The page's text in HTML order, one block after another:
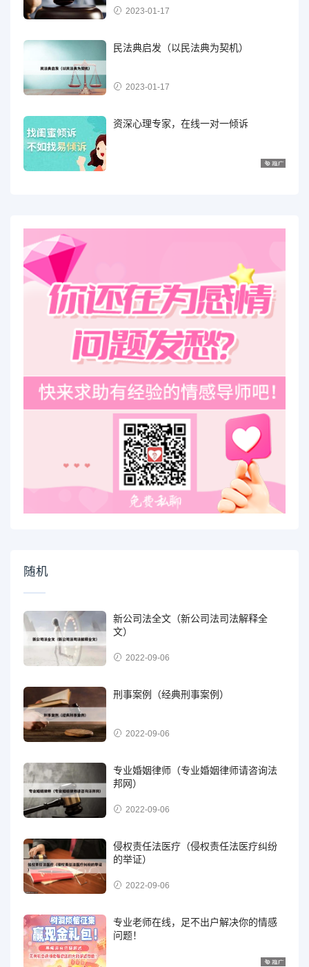
2023-01-17
民法典启发（以民法典为契机）
2023-01-17
资深心理专家，在线一对一倾诉
随机
新公司法全文（新公司法司法解释全
文）
2022-09-06
刑事案例（经典刑事案例）
2022-09-06
专业婚姻律师（专业婚姻律师请咨询法
邦网）
2022-09-06
侵权责任法医疗（侵权责任法医疗纠纷
的举证）
2022-09-06
专业老师在线，足不出户解决你的情感
问题！